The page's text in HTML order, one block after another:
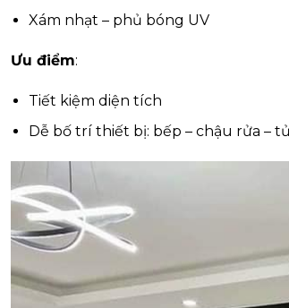
Xám nhạt – phủ bóng UV
Ưu điểm:
Tiết kiệm diện tích
Dễ bố trí thiết bị: bếp – chậu rửa –